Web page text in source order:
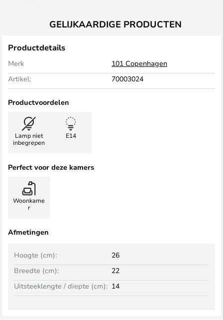
GELIJKAARDIGE PRODUCTEN
Productdetails
Merk
101 Copenhagen
Artikel:
70003024
Productvoordelen
Lamp niet
inbegrepen
E14
Perfect voor deze kamers
Woonkame
r
Afmetingen
Breedte (cm): 22
Hoogte (cm): 26
Uitsteeklengte / diepte (cm): 14